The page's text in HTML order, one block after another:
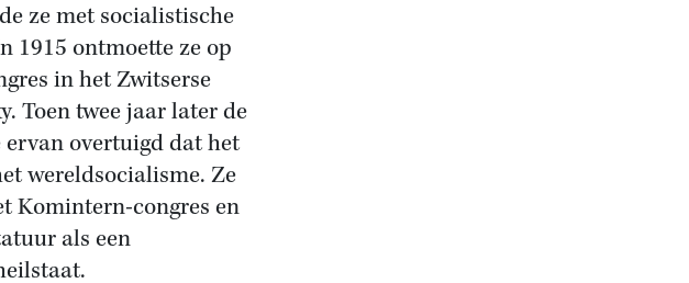
ze met socialistische
1915 ontmoette ze op
in het Zwitserse
Toen twee jaar later de
ervan overtuigd dat het
wereldsocialisme. Ze
Komintern-congres en
als een